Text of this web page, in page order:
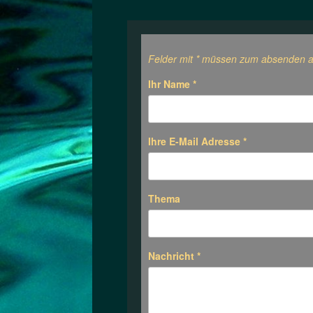
Felder mit * müssen zum absenden
Ihr Name *
Ihre E-Mail Adresse *
Thema
Nachricht *